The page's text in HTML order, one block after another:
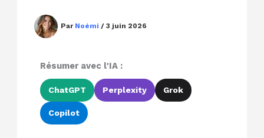
Par Noémi /3 juin 2026
Résumer avec l'IA :
ChatGPT Perplexity Grok
Copilot